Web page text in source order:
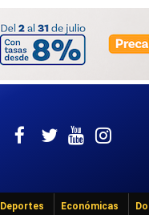
Deportes Económicas